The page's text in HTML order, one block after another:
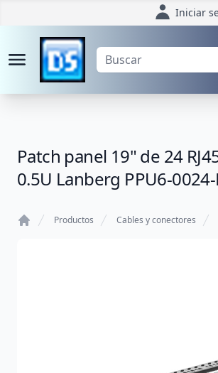
Iniciar
Patch panel 19" de 24
0.5U Lanberg PPU6-
Productos Cables y conectores